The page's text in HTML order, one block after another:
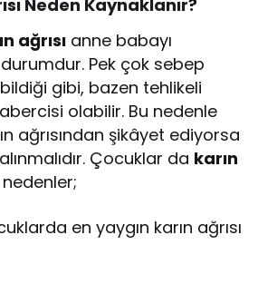
Neden Kaynaklanır?
ağrısı anne babayı
Pek çok sebep
gibi, bazen tehlikeli
olabilir. Bu nedenle
ağrısından şikâyet ediyorsa
Çocuklar da karın
en yaygın karın ağrısı